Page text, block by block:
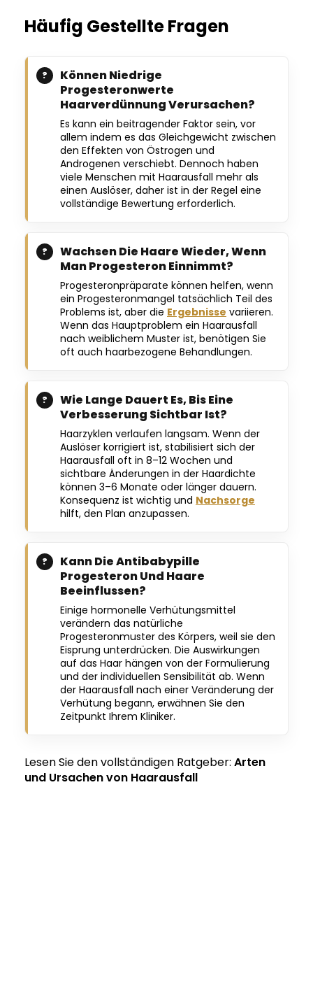
Häufig Gestellte Fragen
Können Niedrige
Progesteronwerte
Haarverdünnung Verursachen?
Es kann ein beitragender Faktor sein, vor
allem indem es das Gleichgewicht zwischen
den Effekten von Östrogen und
Androgenen verschiebt. Dennoch haben
viele Menschen mit Haarausfall mehr als
einen Auslöser, daher ist in der Regel eine
vollständige Bewertung erforderlich.
Wachsen Die Haare Wieder, Wenn
Man Progesteron Einnimmt?
Progesteronpräparate können helfen, wenn
ein Progesteronmangel tatsächlich Teil des
Problems ist, aber die Ergebnisse variieren.
Wenn das Hauptproblem ein Haarausfall
nach weiblichem Muster ist, benötigen Sie
oft auch haarbezogene Behandlungen.
Wie Lange Dauert Es, Bis Eine
Verbesserung Sichtbar Ist?
Haarzyklen verlaufen langsam. Wenn der
Auslöser korrigiert ist, stabilisiert sich der
Haarausfall oft in 8–12 Wochen und
sichtbare Änderungen in der Haardichte
können 3–6 Monate oder länger dauern.
Konsequenz ist wichtig und Nachsorge
hilft, den Plan anzupassen.
Kann Die Antibabypille
Progesteron Und Haare
Beeinflussen?
Einige hormonelle Verhütungsmittel
verändern das natürliche
Progesteronmuster des Körpers, weil sie den
Eisprung unterdrücken. Die Auswirkungen
auf das Haar hängen von der Formulierung
und der individuellen Sensibilität ab. Wenn
der Haarausfall nach einer Veränderung der
Verhütung begann, erwähnen Sie den
Zeitpunkt Ihrem Kliniker.
Lesen Sie den vollständigen Ratgeber: Arten
und Ursachen von Haarausfall